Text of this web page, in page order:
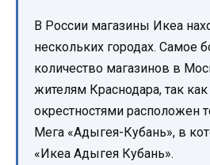
В России магазины Икеа
нескольких городах. Самое
количество магазинов в
жителям Краснодара, так как
окрестностями расположен
Мега «Адыгея-Кубань», в
«Икеа Адыгея Кубань».